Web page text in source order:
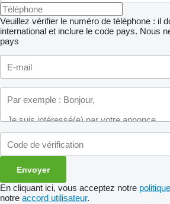
Veuillez vérifier le numéro de téléphone : il
international et inclure le code pays. Nous
pays
En cliquant ici, vous acceptez notre
notre accord utilisateur.